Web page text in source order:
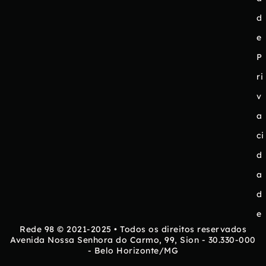
d
e
P
ri
v
a
ci
d
a
d
e
Rede 98 © 2021-2025 • Todos os direitos reservados
Avenida Nossa Senhora do Carmo, 99, Sion - 30.330-000
- Belo Horizonte/MG